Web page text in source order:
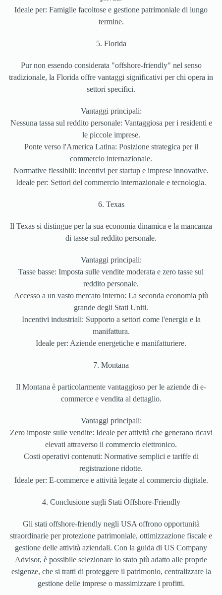
Ideale per: Famiglie facoltose e gestione patrimoniale di lungo
termine.
5. Florida
Pur non essendo considerata "offshore-friendly" nel senso
tradizionale, la Florida offre vantaggi significativi per chi opera in
settori specifici.
Vantaggi principali:
Nessuna tassa sul reddito personale: Vantaggiosa per i residenti e
le piccole imprese.
Ponte verso l'America Latina: Posizione strategica per il
commercio internazionale.
Normative flessibili: Incentivi per startup e imprese innovative.
Ideale per: Settori del commercio internazionale e tecnologia.
6. Texas
Il Texas si distingue per la sua economia dinamica e la mancanza
di tasse sul reddito personale.
Vantaggi principali:
Tasse basse: Imposta sulle vendite moderata e zero tasse sul
reddito personale.
Accesso a un vasto mercato interno: La seconda economia più
grande degli Stati Uniti.
Incentivi industriali: Supporto a settori come l'energia e la
manifattura.
Ideale per: Aziende energetiche e manifatturiere.
7. Montana
Il Montana è particolarmente vantaggioso per le aziende di e-
commerce e vendita al dettaglio.
Vantaggi principali:
Zero imposte sulle vendite: Ideale per attività che generano ricavi
elevati attraverso il commercio elettronico.
Costi operativi contenuti: Normative semplici e tariffe di
registrazione ridotte.
Ideale per: E-commerce e attività legate al commercio digitale.
4. Conclusione sugli Stati Offshore-Friendly
Gli stati offshore-friendly negli USA offrono opportunità
straordinarie per protezione patrimoniale, ottimizzazione fiscale e
gestione delle attività aziendali. Con la guida di US Company
Advisor, è possibile selezionare lo stato più adatto alle proprie
esigenze, che si tratti di proteggere il patrimonio, centralizzare la
gestione delle imprese o massimizzare i profitti.